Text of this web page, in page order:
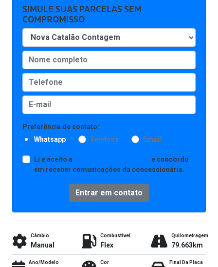
SIMULE SUAS PARCELAS SEM
COMPROMISSO
Preferência de contato:
Whatsapp
Telefone Email
Li e aceito a
e concordo
em receber comunicações da concessionária.
Entrar em contato
Câmbio
Manual
Combustível
Flex
Quilometragem
79.663km
Ano/Modelo Cor Final Da Placa